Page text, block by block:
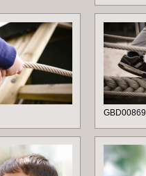
GBD00869